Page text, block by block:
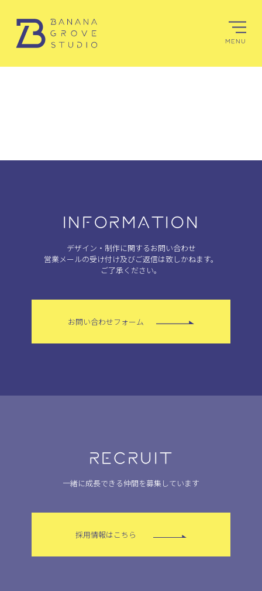
MENU
INFORMATION
デザイン・制作に関するお問い合わせ
営業メールの受け付け及びご返信は致しかねます。
ご了承ください。
お問い合わせフォーム
RECRUIT
一緒に成長できる仲間を募集しています
採用情報はこちら